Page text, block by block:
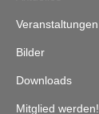
Veranstaltungen
Bilder
Downloads
Mitglied werden!